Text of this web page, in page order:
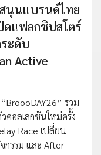
นุนแบรนด์ไทย
ดแฟลกชิปสโตร์
ะดับ
Active
รวม
คอลเลกชันใหม่ครั้ง
Race เปลี่ยน
รรม และ After